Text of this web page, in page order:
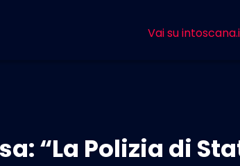
Vai su
“La Polizia di